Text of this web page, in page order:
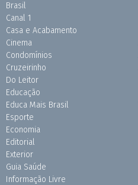
Brasil
Canal 1
Casa e Acabamento
Cinema
Condomínios
Cruzeirinho
Do Leitor
Educação
Educa Mais Brasil
Esporte
Economia
Editorial
Exterior
Guia Saúde
Informação Livre